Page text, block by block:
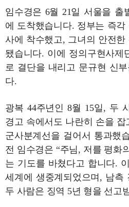
임수경은 6월 21일 서울을 출
에 도착했습니다. 정부는 즉
사에 착수했고, 그녀의 안전
됐습니다. 이에 정의구현사제
로 결단을 내리고 문규현 신
다.
광복 44주년인 8월 15일, 두
경고 속에서도 나란히 손을
군사분계선을 걸어서 통과했
전 임수경은 “주님, 저를 평화
는 기도를 바쳤다고 합니다.
세계에 생중계되었으며, 남측
두 사람은 징역 5년 형을 선고